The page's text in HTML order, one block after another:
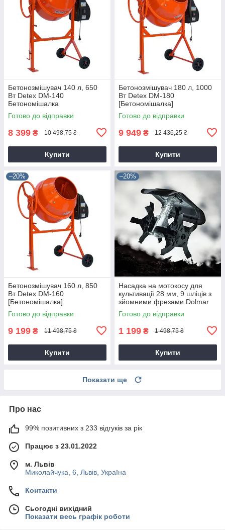
Бетонозмішувач 140 л, 650
Вт Detex DM-140
Бетономішалка
Готово до відправки
8 399 ₴ 10 498,75 ₴
Купити
Бетонозмішувач 180 л, 1000
Вт Detex DM-180
[Бетономішалка]
Готово до відправки
9 949 ₴ 12 436,25 ₴
Купити
–20%
Бетонозмішувач 160 л, 850
Вт Detex DM-160
[Бетономішалка]
Готово до відправки
9 199 ₴ 11 498,75 ₴
Купити
–20%
Насадка на мотокосу для
культивації 28 мм, 9 шліців з
зйомними фрезами Dolmar
9T28
Готово до відправки
1 199 ₴ 1 498,75 ₴
Купити
Показати ще
Про нас
99% позитивних з 233 відгуків за рік
Працює з 23.01.2022
м. Львів
Миколайчука, 6, Львів, Україна
Контакти
Сьогодні вихідний
Показати весь графік роботи